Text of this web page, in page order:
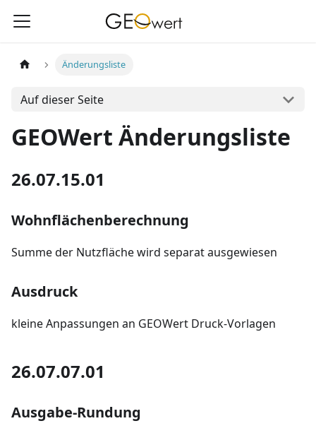
Änderungsliste
Auf dieser Seite
GEOWert Änderungsliste
26.07.15.01
Wohnflächenberechnung
Summe der Nutzfläche wird separat ausgewiesen
Ausdruck
kleine Anpassungen an GEOWert Druck-Vorlagen
26.07.07.01
Ausgabe-Rundung